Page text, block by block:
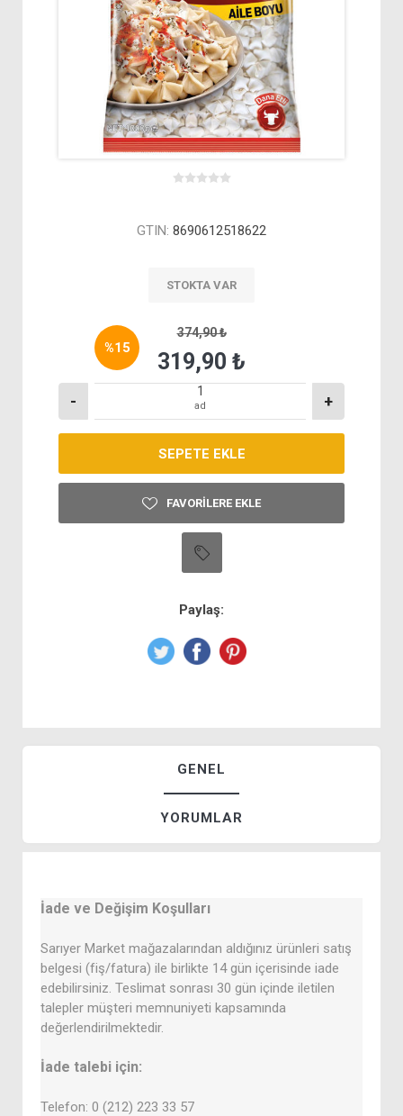
GTIN: 8690612518622
STOKTA VAR
%15
374,90 ₺
319,90 ₺
- ad +
FAVORILERE EKLE
Paylaş:
GENEL
YORUMLAR
İade ve Değişim Koşulları
Sarıyer Market mağazalarından aldığınız ürünleri satış
belgesi (fiş/fatura) ile birlikte 14 gün içerisinde iade
edebilirsiniz. Teslimat sonrası 30 gün içinde iletilen
talepler müşteri memnuniyeti kapsamında
değerlendirilmektedir.
İade talebi için:
Telefon: 0 (212) 223 33 57